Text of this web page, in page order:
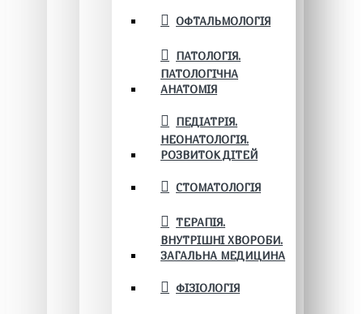
ОФТАЛЬМОЛОГІЯ
ПАТОЛОГІЯ.
ПАТОЛОГІЧНА
АНАТОМІЯ
ПЕДІАТРІЯ.
НЕОНАТОЛОГІЯ.
РОЗВИТОК ДІТЕЙ
СТОМАТОЛОГІЯ
ТЕРАПІЯ.
ВНУТРІШНІ ХВОРОБИ.
ЗАГАЛЬНА МЕДИЦИНА
ФІЗІОЛОГІЯ